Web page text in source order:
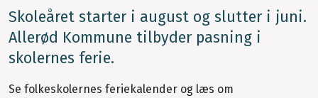
Skoleåret starter i august og slutter i juni.
Allerød Kommune tilbyder pasning i
skolernes ferie.
Se folkeskolernes feriekalender og læs om